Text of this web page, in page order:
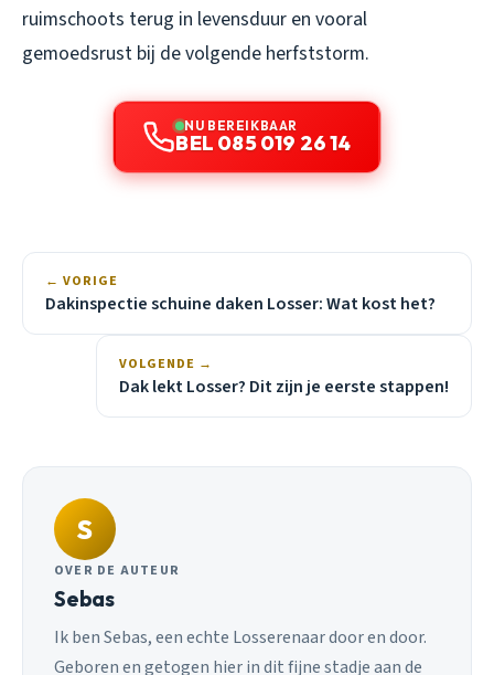
ruimschoots terug in levensduur en vooral
gemoedsrust bij de volgende herfststorm.
NU BEREIKBAAR
BEL 085 019 26 14
← VORIGE
Dakinspectie schuine daken Losser: Wat kost het?
VOLGENDE →
Dak lekt Losser? Dit zijn je eerste stappen!
S
OVER DE AUTEUR
Sebas
Ik ben Sebas, een echte Losserenaar door en door.
Geboren en getogen hier in dit fijne stadje aan de